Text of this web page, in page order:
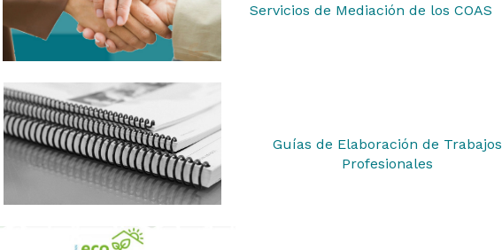
Servicios de Mediación de los COAS
Guías de Elaboración de Trabajos
Profesionales